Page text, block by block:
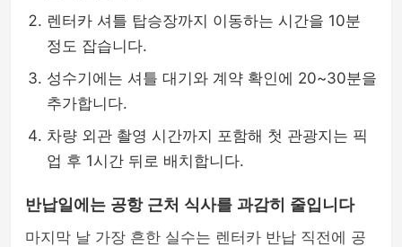
렌터카 셔틀 탑승장까지 이동하는 시간을 10분
정도 잡습니다.
성수기에는 셔틀 대기와 계약 확인에 20~30분을
추가합니다.
차량 외관 촬영 시간까지 포함해 첫 관광지는 픽
업 후 1시간 뒤로 배치합니다.
반납일에는 공항 근처 식사를 과감히 줄입니다
마지막 날 가장 흔한 실수는 렌터카 반납 직전에 공